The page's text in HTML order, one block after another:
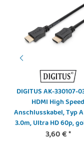
DIGITUS AK-330107-
HDMI High Speed
Anschlusskabel, Typ
3.0m, Ultra HD 60p,
3,60 €*